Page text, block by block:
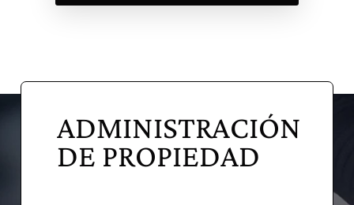
ADMINISTRACIÓN
DE PROPIEDAD